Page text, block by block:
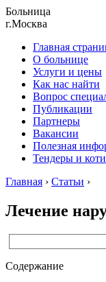
Больница
г.Москва
Главная
О больнице
Услуги и цены
Как нас найти
Вопрос
Публикации
Партнеры
Вакансии
Полезная
Тендеры и
Главная › Статьи ›
Лечение
Содержание